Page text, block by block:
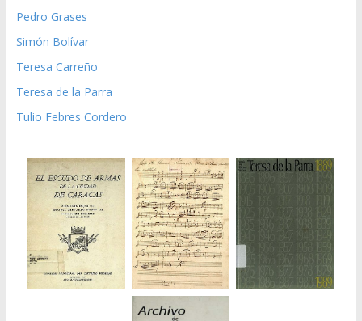
Pedro Grases
Simón Bolívar
Teresa Carreño
Teresa de la Parra
Tulio Febres Cordero